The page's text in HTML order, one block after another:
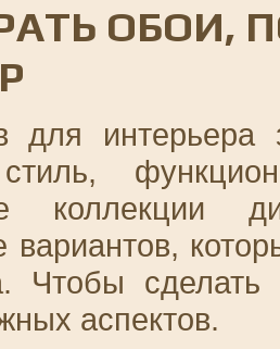
для интерьера
коллекции
вариантов,
Чтобы
аспектов.